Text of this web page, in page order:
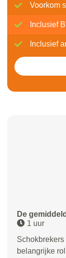
De
1 uur
belangrijke
Voorkom
Inclusief
Inclusief